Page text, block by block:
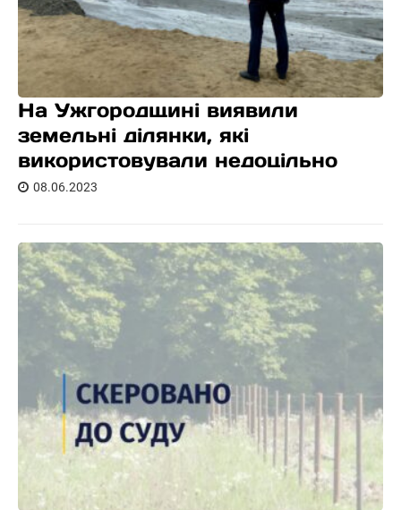
На Ужгородщині виявили
земельні ділянки, які
використовували недоцільно
08.06.2023